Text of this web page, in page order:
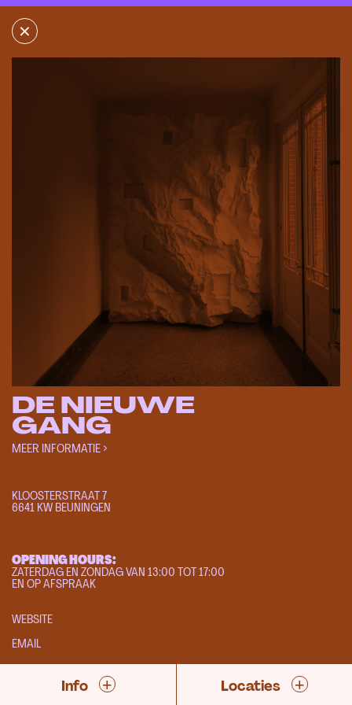
×
×
DE NIEUWE
GANG
MEER INFORMATIE >
KLOOSTERSTRAAT 7
6641 KW BEUNINGEN
OPENING HOURS:
ZATERDAG EN ZONDAG VAN 13:00 TOT 17:00
EN OP AFSPRAAK
WEBSITE
EMAIL
Info + Locaties +